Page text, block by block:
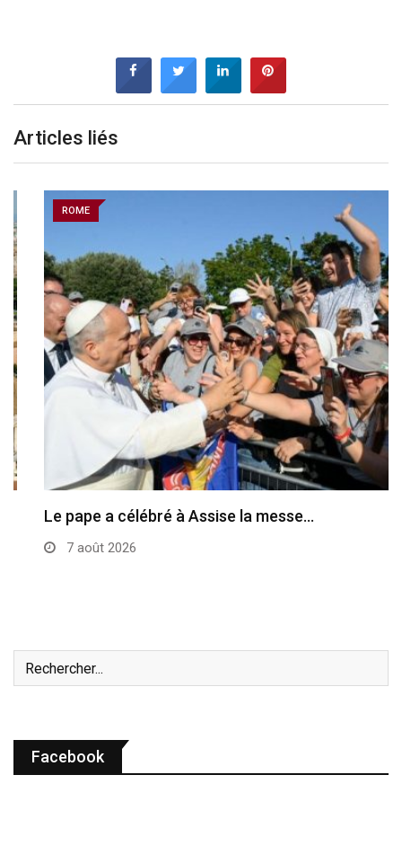
Articles liés
Le pape a célébré à Assise la messe…
7 août 2026
Facebook